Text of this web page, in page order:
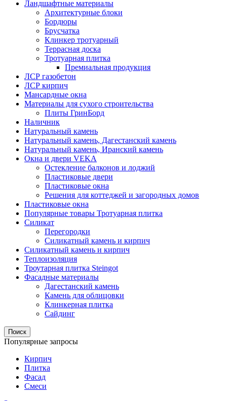
Ландшафтные материалы
Архитектурные блоки
Бордюры
Брусчатка
Клинкер тротуарный
Террасная доска
Тротуарная плитка
Премиальная продукция
ЛСР газобетон
ЛСР кирпич
Мансардные окна
Материалы для сухого строительства
Плиты ГринБорд
Наличник
Натуральный камень
Натуральный камень, Дагестанский камень
Натуральный камень, Иранский камень
Окна и двери VEKA
Остекление балконов и лоджий
Пластиковые двери
Пластиковые окна
Решения для коттеджей и загородных домов
Пластиковые окна
Популярные товары Тротуарная плитка
Силикат
Перегородки
Силикатный камень и кирпич
Силикатный камень и кирпич
Теплоизоляция
Троутарная плитка Steingot
Фасадные материалы
Дагестанский камень
Камень для облицовки
Клинкерная плитка
Сайдинг
Поиск
Популярные запросы
Кирпич
Плитка
Фасад
Смеси